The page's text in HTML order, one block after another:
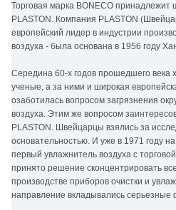
Торговая марка BONECO принадлежит
PLASTON. Компания PLASTON
европейский лидер в индустрии
воздуха - была основана в 1956 году
Середина 60-х годов прошедшего века
ученые, а за ними и широкая
озаботилась вопросом загрязнения
воздуха. Этим же вопросом
PLASTON. Швейцарцы взялись за
основательностью. И уже в 1971 году
первый увлажнитель воздуха с
принято решение сконцентрировать
производстве приборов очистки и
направление вкладывались серьезные